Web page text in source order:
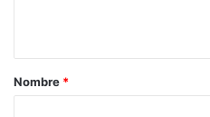
a
r
Nombre *